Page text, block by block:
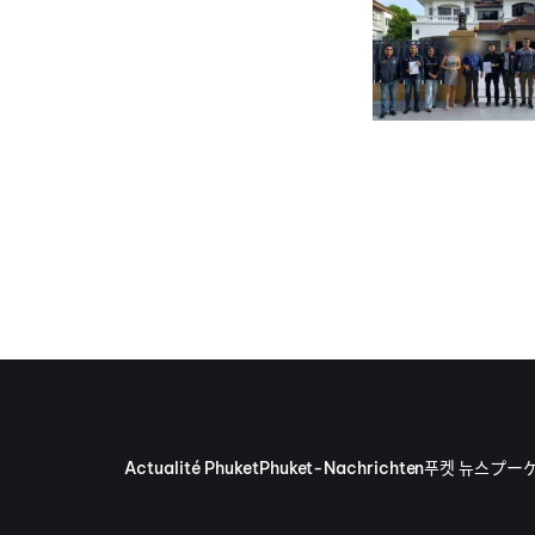
Actualité PhuketPhuket-Nachrichten푸켓 뉴스プー